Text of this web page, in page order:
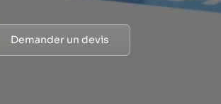
Demander un devis